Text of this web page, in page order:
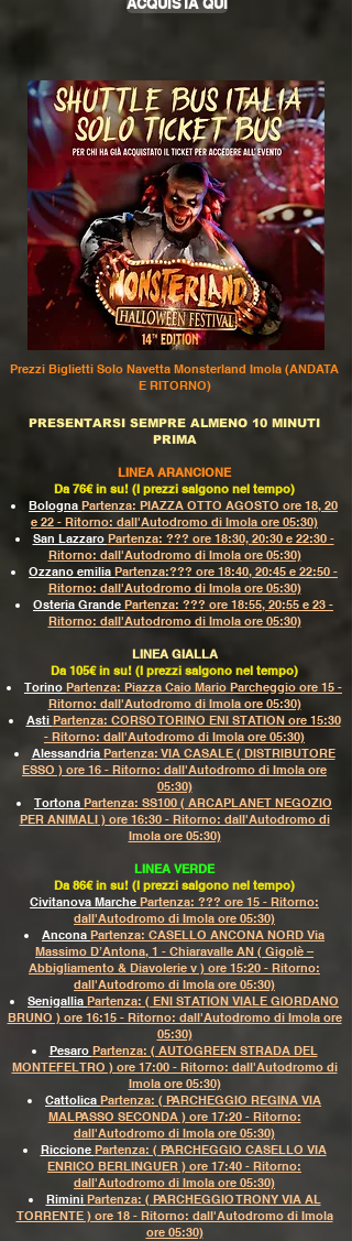
ACQUISTA QUI
Prezzi Biglietti Solo Navetta Monsterland Imola (ANDATA
E RITORNO)
PRESENTARSI SEMPRE ALMENO 10 MINUTI
PRIMA
LINEA ARANCIONE
Da 76€ in su! (I prezzi salgono nel tempo)
Bologna Partenza: PIAZZA OTTO AGOSTO ore 18, 20
e 22 - Ritorno: dall'Autodromo di Imola ore 05:30)
San Lazzaro Partenza: ??? ore 18:30, 20:30 e 22:30 -
Ritorno: dall'Autodromo di Imola ore 05:30)
Ozzano emilia Partenza:??? ore 18:40, 20:45 e 22:50 -
Ritorno: dall'Autodromo di Imola ore 05:30)
Osteria Grande Partenza: ??? ore 18:55, 20:55 e 23 -
Ritorno: dall'Autodromo di Imola ore 05:30)
LINEA GIALLA
Da 105€ in su! (I prezzi salgono nel tempo)
Torino Partenza: Piazza Caio Mario Parcheggio ore 15 -
Ritorno: dall'Autodromo di Imola ore 05:30)
Asti Partenza: CORSO TORINO ENI STATION ore 15:30
- Ritorno: dall'Autodromo di Imola ore 05:30)
Alessandria Partenza: VIA CASALE ( DISTRIBUTORE
ESSO ) ore 16 - Ritorno: dall'Autodromo di Imola ore
05:30)
Tortona Partenza: SS100 ( ARCAPLANET NEGOZIO
PER ANIMALI ) ore 16:30 - Ritorno: dall'Autodromo di
Imola ore 05:30)
LINEA VERDE
Da 86€ in su! (I prezzi salgono nel tempo)
Civitanova Marche Partenza: ??? ore 15 - Ritorno:
dall'Autodromo di Imola ore 05:30)
Ancona Partenza: CASELLO ANCONA NORD Via
Massimo D’Antona, 1 - Chiaravalle AN ( Gigolè –
Abbigliamento & Diavolerie v ) ore 15:20 - Ritorno:
dall'Autodromo di Imola ore 05:30)
Senigallia Partenza: ( ENI STATION VIALE GIORDANO
BRUNO ) ore 16:15 - Ritorno: dall'Autodromo di Imola ore
05:30)
Pesaro Partenza: ( AUTOGREEN STRADA DEL
MONTEFELTRO ) ore 17:00 - Ritorno: dall'Autodromo di
Imola ore 05:30)
Cattolica Partenza: ( PARCHEGGIO REGINA VIA
MALPASSO SECONDA ) ore 17:20 - Ritorno:
dall'Autodromo di Imola ore 05:30)
Riccione Partenza: ( PARCHEGGIO CASELLO VIA
ENRICO BERLINGUER ) ore 17:40 - Ritorno:
dall'Autodromo di Imola ore 05:30)
Rimini Partenza: ( PARCHEGGIO TRONY VIA AL
TORRENTE ) ore 18 - Ritorno: dall'Autodromo di Imola
ore 05:30)